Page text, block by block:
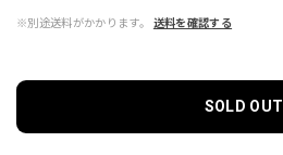
※別途送料がかかります。 送料を確認する
SOLD OUT